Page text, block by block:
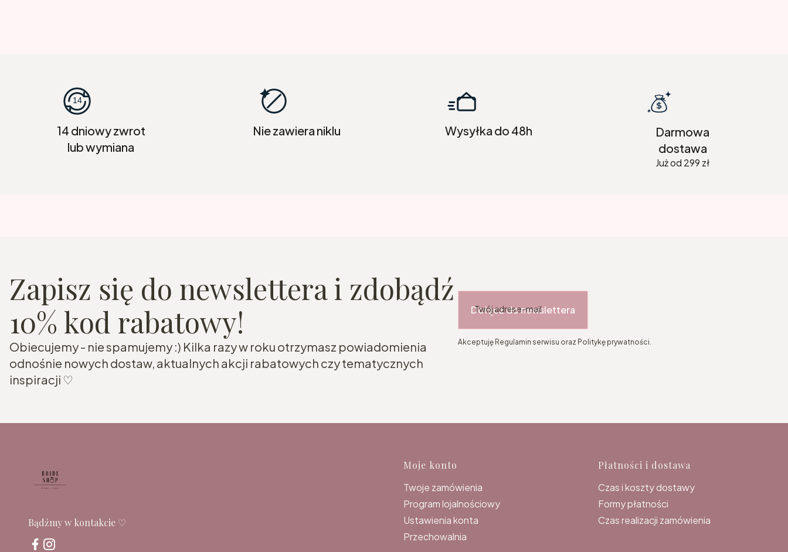
14 dniowy zwrot
lub wymiana
Nie zawiera niklu Wysyłka do 48h
Darmowa
dostawa
Już od 299 zł
Zapisz się do newslettera i zdobądź
10% kod rabatowy!
Obiecujemy - nie spamujemy :) Kilka razy w roku otrzymasz powiadomienia
odnośnie nowych dostaw, aktualnych akcji rabatowych czy tematycznych
inspiracji ♡
Twój adres e-mail
Dołącz do newslettera
Akceptuję Regulamin serwisu oraz Politykę prywatności.
Bądźmy w kontakcie ♡
Linki w stopce
Moje konto
Twoje zamówienia
Program lojalnościowy
Ustawienia konta
Przechowalnia
Płatności i dostawa
Czas i koszty dostawy
Formy płatności
Czas realizacji zamówienia